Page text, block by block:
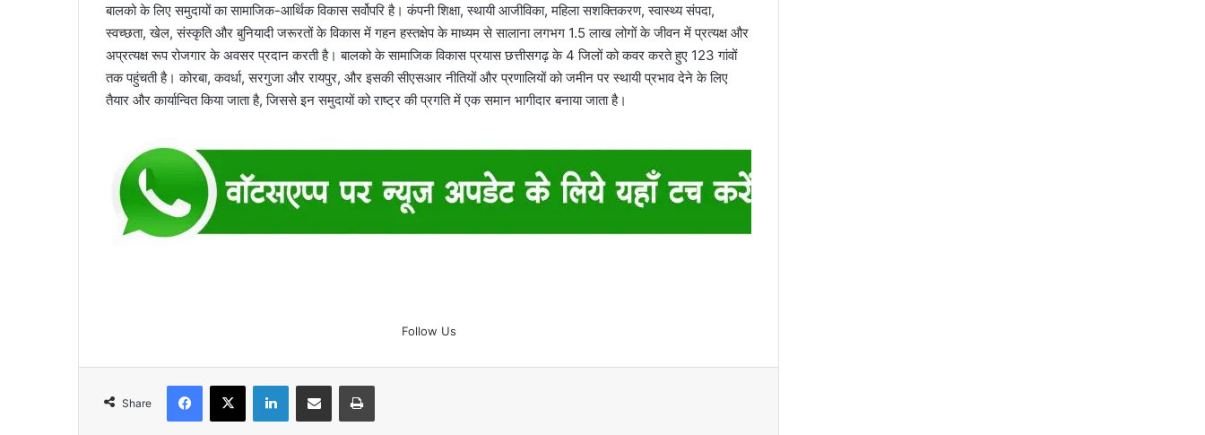
बालको के लिए समुदायों का सामाजिक-आर्थिक विकास सर्वोपरि है। कंपनी शिक्षा, स्थायी आजीविका, महिला सशक्तिकरण, स्वास्थ्य संपदा,
स्वच्छता, खेल, संस्कृति और बुनियादी जरूरतों के विकास में गहन हस्तक्षेप के माध्यम से सालाना लगभग 1.5 लाख लोगों के जीवन में प्रत्यक्ष और
अप्रत्यक्ष रूप रोजगार के अवसर प्रदान करती है। बालको के सामाजिक विकास प्रयास छत्तीसगढ़ के 4 जिलों को कवर करते हुए 123 गांवों
तक पहुंचती है। कोरबा, कवर्धा, सरगुजा और रायपुर, और इसकी सीएसआर नीतियों और प्रणालियों को जमीन पर स्थायी प्रभाव देने के लिए
तैयार और कार्यान्वित किया जाता है, जिससे इन समुदायों को राष्ट्र की प्रगति में एक समान भागीदार बनाया जाता है।
Follow Us
Share
Facebook
X LinkedInShare via Email Print